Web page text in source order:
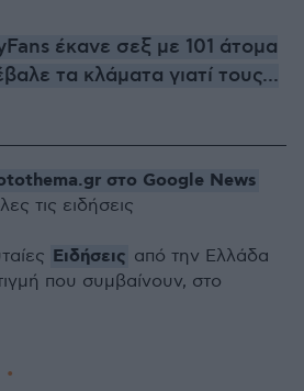
έκανε σεξ με 101 άτομα
τα κλάματα γιατί τους...
στο Google News
τις ειδήσεις
Ειδήσεις από την Ελλάδα
που συμβαίνουν, στο